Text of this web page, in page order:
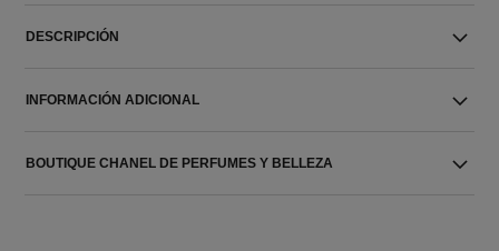
DESCRIPCIÓN
INFORMACIÓN ADICIONAL
BOUTIQUE CHANEL DE PERFUMES Y BELLEZA